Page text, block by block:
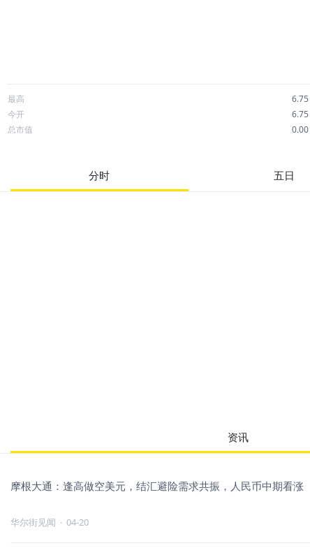
最高 6.75
今开
6.75
总市值
0.00
股息
分时 五日
资讯
摩根大通：逢高做空美元，结汇避险需求共振，人民币中期看涨
华尔街见闻 · 04-20